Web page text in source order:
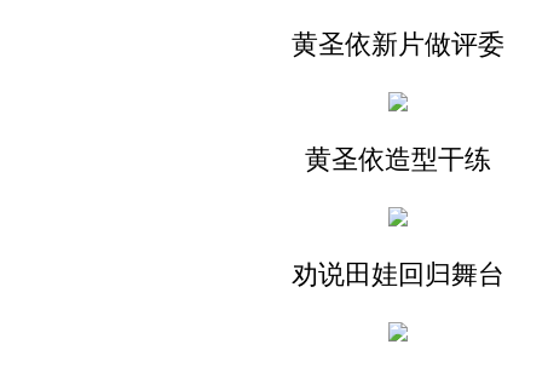
黄圣依新片做评委
黄圣依造型干练
劝说田娃回归舞台